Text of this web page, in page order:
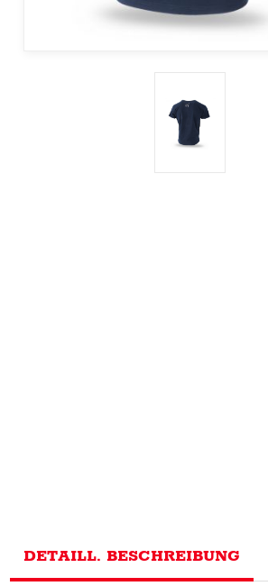
DETAILL. BESCHREIBUNG